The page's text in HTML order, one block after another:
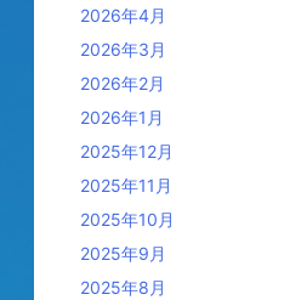
2026年4月
2026年3月
2026年2月
2026年1月
2025年12月
2025年11月
2025年10月
2025年9月
2025年8月